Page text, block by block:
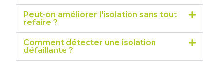
Peut-on améliorer l'isolation sans tout
refaire ?
Comment détecter une isolation
défaillante ?